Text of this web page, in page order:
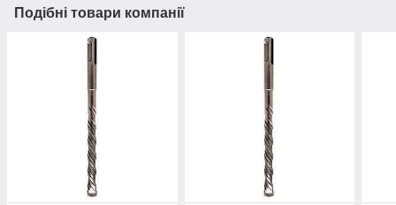
Подібні товари компанії